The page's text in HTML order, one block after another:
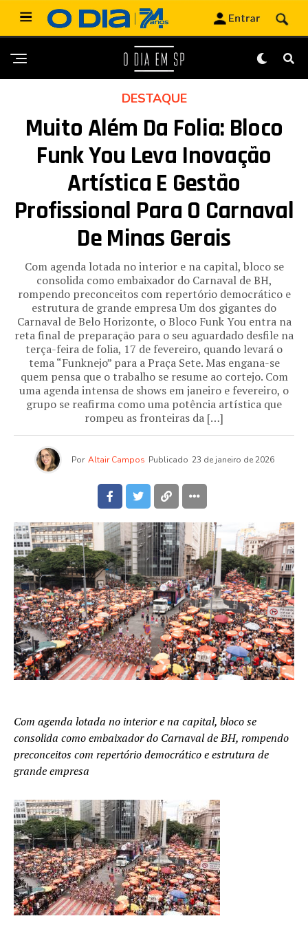
DESTAQUE
Muito Além Da Folia: Bloco
Funk You Leva Inovação
Artística E Gestão
Profissional Para O Carnaval
De Minas Gerais
Com agenda lotada no interior e na capital, bloco se
consolida como embaixador do Carnaval de BH,
rompendo preconceitos com repertório democrático e
estrutura de grande empresa Um dos gigantes do
Carnaval de Belo Horizonte, o Bloco Funk You entra na
reta final de preparação para o seu aguardado desfile na
terça-feira de folia, 17 de fevereiro, quando levará o
tema “Funknejo” para a Praça Sete. Mas engana-se
quem pensa que o trabalho se resume ao cortejo. Com
uma agenda intensa de shows em janeiro e fevereiro, o
grupo se reafirma como uma potência artística que
rompeu as fronteiras da […]
Por Altair Campos Publicado 23 de janeiro de 2026
Com agenda lotada no interior e na capital, bloco se
consolida como embaixador do Carnaval de BH, rompendo
preconceitos com repertório democrático e estrutura de
grande empresa